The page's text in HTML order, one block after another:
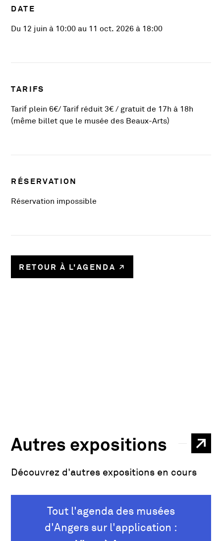
DATE
Du 12 juin à 10:00 au 11 oct. 2026 à 18:00
TARIFS
Tarif plein 6€/ Tarif réduit 3€ / gratuit de 17h à 18h
(même billet que le musée des Beaux-Arts)
RÉSERVATION
Réservation impossible
RETOUR À L'AGENDA
Autres expositions
Découvrez d'autres expositions en cours
Tout l'agenda des musées
d'Angers sur l'application :